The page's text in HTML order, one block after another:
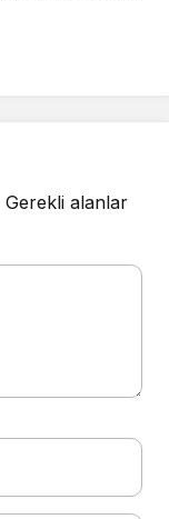
Gerekli alanlar